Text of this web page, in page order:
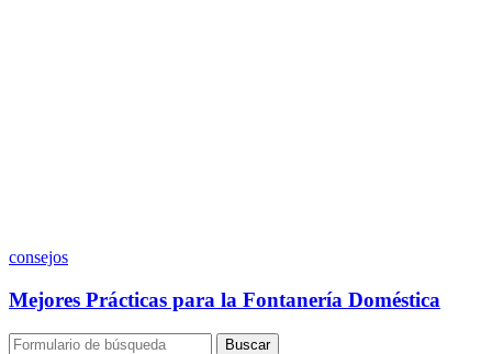
consejos
Mejores Prácticas para la Fontanería Doméstica
Buscar